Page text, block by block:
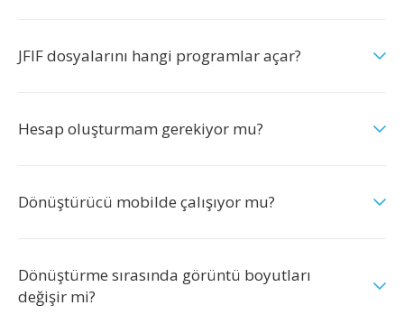
JFIF dosyalarını hangi programlar açar?
Hesap oluşturmam gerekiyor mu?
Dönüştürücü mobilde çalışıyor mu?
Dönüştürme sırasında görüntü boyutları
değişir mi?